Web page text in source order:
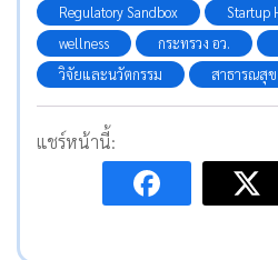
Regulatory Sandbox
Startup
wellness
กระทรวง อว.
วิจัยและนวัตกรรม
สาธารณสุข
แชร์หน้านี้: